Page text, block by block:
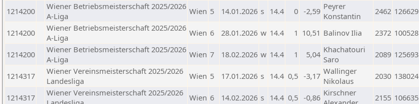
1214200
Wiener Betriebsmeisterschaft 2025/2026
A-Liga
Wien 5 14.01.2026 s 14.4 0 -2,59 Peyrer
Konstantin
2462 126629
1214200
Wiener Betriebsmeisterschaft 2025/2026
A-Liga
Wien 6 28.01.2026 w 14.4 1 10,51 Balinov Ilia 2372 100528
1214200
Wiener Betriebsmeisterschaft 2025/2026
A-Liga
Wien 7 18.02.2026 w 14.4 1 5,04 Khachatouri
Saro
2089 125693
1214317
Wiener Vereinsmeisterschaft 2025/2026
Landesliga
Wien 5 17.01.2026 s 14.4 0,5 -3,17 Wallinger
Nikolaus
2030 138024
1214317
Wiener Vereinsmeisterschaft 2025/2026 Wien 6 14.02.2026 s 14.4 0,5 -0,86 Kirschner
2155 106635